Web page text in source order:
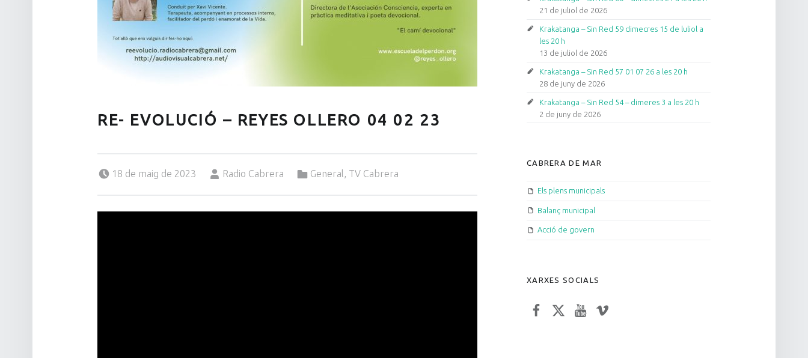
RE- EVOLUCIÓ – REYES OLLERO 04 02 23
18 de maig de 2023
Radio Cabrera
General , TV Cabrera
21 de juliol de 2026
Krakatanga – Sin Red 59 dimecres 15 de luliol a
les 20 h
13 de juliol de 2026
Krakatanga – Sin Red 57 01 07 26 a les 20 h
28 de juny de 2026
Krakatanga – Sin Red 54 – dimeres 3 a les 20 h
2 de juny de 2026
CABRERA DE MAR
Els plens municipals
Balanç municipal
Acció de govern
XARXES SOCIALS
Facebook
TwitterYouTube
Vimeo